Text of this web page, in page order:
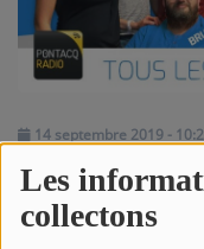
Les
collectons
MÉDIAS
NOS PROGRAMMES
ARCHIVES - SAISONS
14 septembre 2019 -
Écouter le podcast